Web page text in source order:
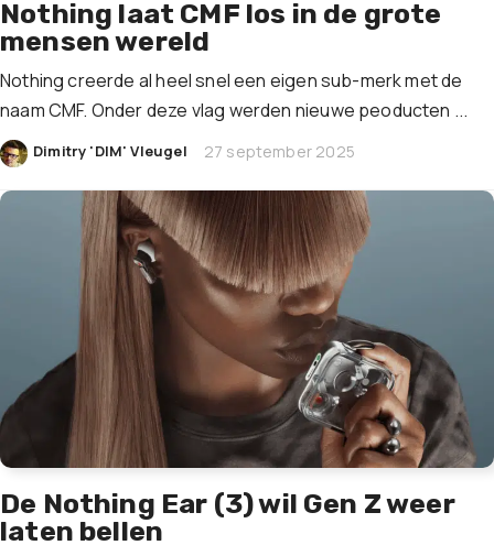
Nothing laat CMF los in de grote
mensen wereld
Nothing creerde al heel snel een eigen sub-merk met de
naam CMF. Onder deze vlag werden nieuwe peoducten ...
Dimitry 'DIM' Vleugel 27 september 2025
De Nothing Ear (3) wil Gen Z weer
laten bellen